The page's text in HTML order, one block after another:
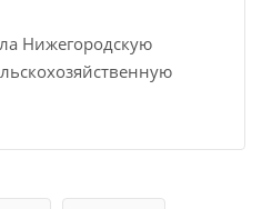
Нижегородскую